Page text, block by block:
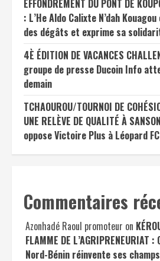
EFFONDREMENT DU PONT DE
: L’He Aldo Calixte N’dah
des dégâts et exprime sa
4È ÉDITION DE VACANCES
groupe de presse Ducoin Info
demain
TCHAOUROU/TOURNOI DE
UNE RELÈVE DE QUALITÉ À
oppose Victoire Plus à Léopard
Commentaires
Azonhadé Raoul promoteur on
FLAMME DE L’AGRIPRENEURIAT
Nord-Bénin réinvente ses champs